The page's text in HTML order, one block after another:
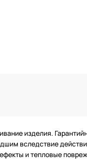
изделия.
вследствие
и тепловые